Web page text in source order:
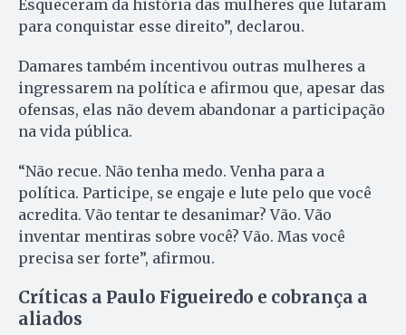
Esqueceram da história das mulheres que lutaram
para conquistar esse direito”, declarou.
Damares também incentivou outras mulheres a
ingressarem na política e afirmou que, apesar das
ofensas, elas não devem abandonar a participação
na vida pública.
“Não recue. Não tenha medo. Venha para a
política. Participe, se engaje e lute pelo que você
acredita. Vão tentar te desanimar? Vão. Vão
inventar mentiras sobre você? Vão. Mas você
precisa ser forte”, afirmou.
Críticas a Paulo Figueiredo e cobrança a
aliados